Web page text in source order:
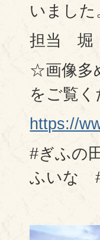
いまし
担当 堀
☆画像多
をご覧く
https://
#ぎふの
ふいな